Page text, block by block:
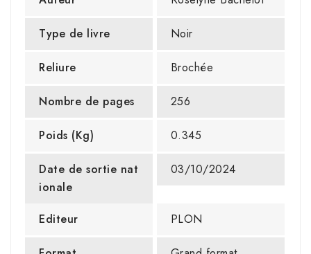
Type de livre Noir
Reliure Brochée
Nombre de pages 256
Poids (Kg) 0.345
Date de sortie nat
ionale
03/10/2024
Editeur PLON